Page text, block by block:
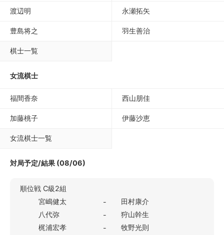
渡辺明 永瀬拓矢
豊島将之 羽生善治
棋士一覧
女流棋士
福間香奈 西山朋佳
加藤桃子 伊藤沙恵
女流棋士一覧
対局予定/結果 (08/06)
順位戦 C級2組
宮嶋健太
-
田村康介
八代弥
-
狩山幹生
梶浦宏孝
-
牧野光則